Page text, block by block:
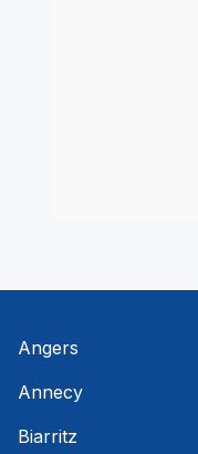
Angers
Annecy
Biarritz